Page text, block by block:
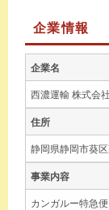
企業情報
企業名
西濃運輸 株式会
住所
静岡県静岡市葵
事業内容
カンガルー特急